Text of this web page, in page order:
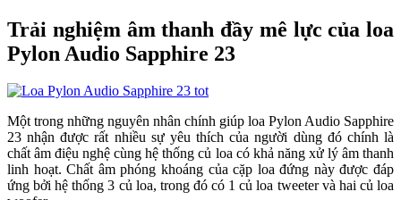
Trải nghiệm âm thanh đầy mê lực của loa
Pylon Audio Sapphire 23
Một trong những nguyên nhân chính giúp loa Pylon Audio Sapphire
23 nhận được rất nhiều sự yêu thích của người dùng đó chính là
chất âm điệu nghệ cùng hệ thống củ loa có khả năng xử lý âm thanh
linh hoạt. Chất âm phóng khoáng của cặp loa đứng này được đáp
ứng bởi hệ thống 3 củ loa, trong đó có 1 củ loa tweeter và hai củ loa